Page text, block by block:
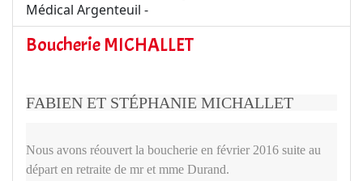
Médical Argenteuil -
Boucherie MICHALLET
FABIEN ET STÉPHANIE MICHALLET
Nous avons réouvert la boucherie en février 2016 suite au
départ en retraite de mr et mme Durand.